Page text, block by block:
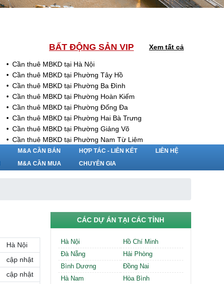
BẤT ĐỘNG SẢN VIP Xem tất cả
Cần thuê MBKD tại Hà Nội
Cần thuê MBKD tại Phường Tây Hồ
Cần thuê MBKD tại Phường Ba Đình
Cần thuê MBKD tại Phường Hoàn Kiếm
Cần thuê MBKD tại Phường Đống Đa
Cần thuê MBKD tại Phường Hai Bà Trưng
Cần thuê MBKD tại Phường Giảng Võ
Cần thuê MBKD tại Phường Nam Từ Liêm
Cần thuê MBKD tại Phường Cầu Giấy
Cần thuê MBKD tại Phường Thanh Xuân
Cần thuê MBKD tại Phường Long Biên
Cần thuê MBKD tại Phường Yên Hòa
Cần thuê MBKD tại Phường Nghĩa Độ
Cần thuê MBKD tại Phường Phương Liệt
Cần thuê MBKD tại Phường Khương Đình
Cần thuê MBKD tại Phường Yên Sở
Cần thuê MBKD tại Phường Hoàng Liệt
Cần thuê MBKD tại Phường Định Công
M&A CẦN BÁN
M&A CẦN MUA
HỢP TÁC - LIÊN KẾT
CHUYÊN GIA
LIÊN HỆ
Hà Nội
cập nhật
cập nhật
CÁC DỰ ÁN TẠI CÁC TỈNH
Hà Nội
Hồ Chí Minh
Đà Nẵng
Hải Phòng
Bình Dương
Đồng Nai
Hà Nam
Hòa Bình